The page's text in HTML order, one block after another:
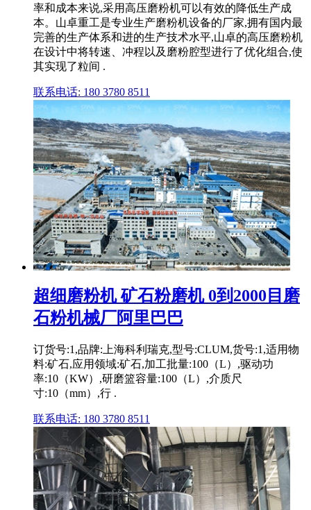
率和成本来说,采用高压磨粉机可以有效的降低生产成
本。山卓重工是专业生产磨粉机设备的厂家,拥有国内最
完善的生产体系和进的生产技术水平,山卓的高压磨粉机
在设计中将转速、冲程以及磨粉腔型进行了优化组合,使
其实现了粒间 .
联系电话: 180 3780 8511
超细磨粉机 矿石粉磨机 0到2000目磨
石粉机械厂阿里巴巴
订货号:1,品牌:上海科利瑞克,型号:CLUM,货号:1,适用物
料:矿石,应用领域:矿石,加工批量:100（L）,驱动功
率:10（KW）,研磨篮容量:100（L）,介质尺
寸:10（mm）,行 .
联系电话: 180 3780 8511